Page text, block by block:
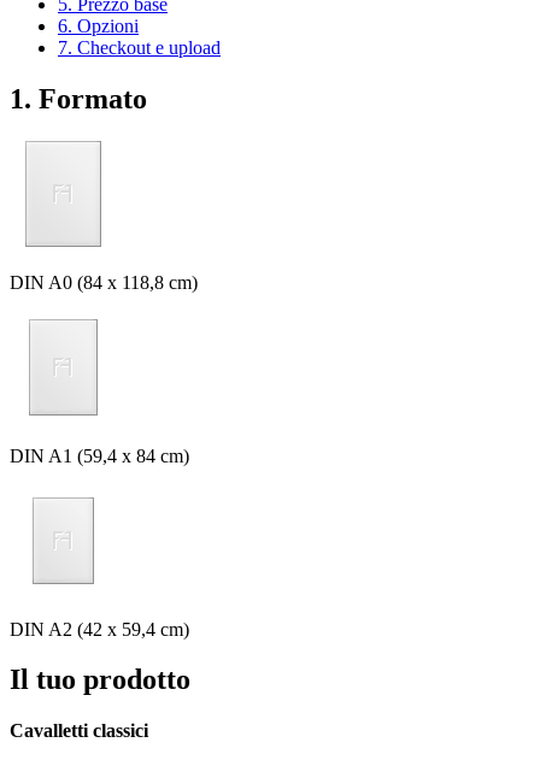
6. Opzioni
7. Checkout e upload
1. Formato
DIN A0 (84 x 118,8 cm)
DIN A1 (59,4 x 84 cm)
DIN A2 (42 x 59,4 cm)
Il tuo prodotto
Cavalletti classici